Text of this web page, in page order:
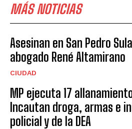
MÁS NOTICIAS
Asesinan en San Pedro
abogado René Altamirano
CIUDAD
MP ejecuta 17
Incautan droga, armas e
policial y de la DEA